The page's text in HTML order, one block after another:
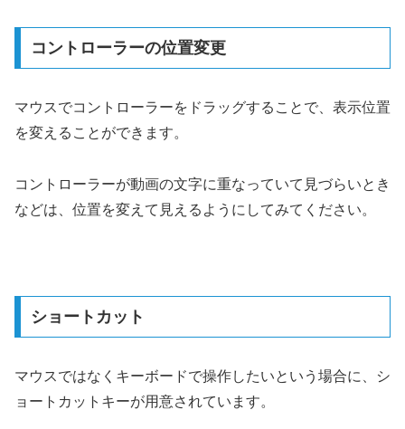
コントローラーの位置変更
マウスでコントローラーをドラッグすることで、表示位置
を変えることができます。
コントローラーが動画の文字に重なっていて見づらいとき
などは、位置を変えて見えるようにしてみてください。
ショートカット
マウスではなくキーボードで操作したいという場合に、シ
ョートカットキーが用意されています。